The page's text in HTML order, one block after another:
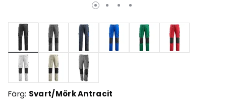
Valda
Färg: Svart/Mörk Antracit